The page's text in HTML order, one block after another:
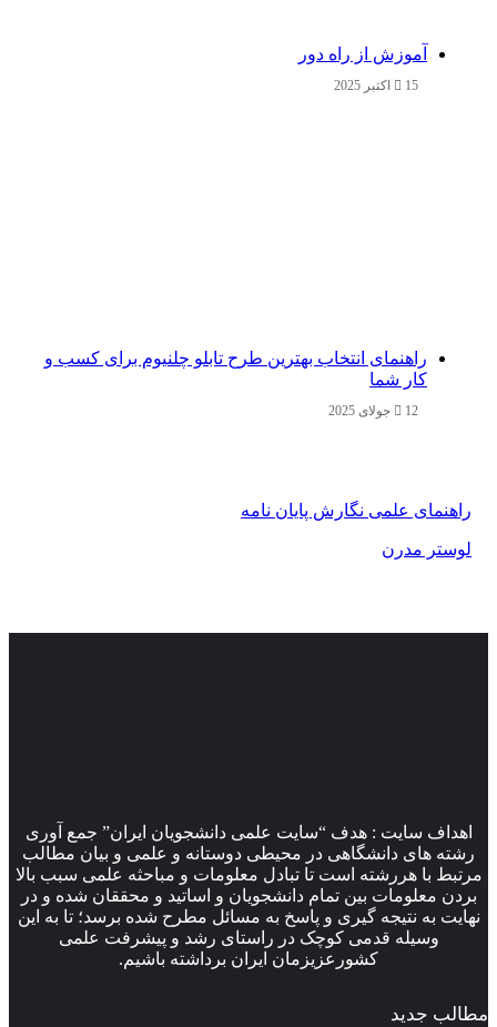
آموزش از راه دور
15 اکتبر 2025
راهنمای انتخاب بهترین طرح تابلو چلنیوم برای کسب و
کار شما
12 جولای 2025
راهنمای علمی نگارش پایان نامه
لوستر مدرن
اهداف سایت : هدف “سایت علمی دانشجویان ایران” جمع آوری
رشته های دانشگاهی در محیطی دوستانه و علمی و بیان مطالب
مرتبط با هررشته است تا تبادل معلومات و مباحثه علمی سبب بالا
بردن معلومات بین تمام دانشجویان و اساتید و محققان شده و در
نهایت به نتیجه گیری و پاسخ به مسائل مطرح شده برسد؛ تا به این
وسیله قدمی کوچک در راستای رشد و پیشرفت علمی
کشورعزیزمان ایران برداشته باشیم.
مطالب جدید